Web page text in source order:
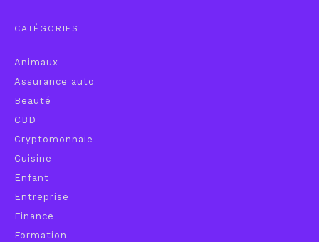
CATÉGORIES
Animaux
Assurance auto
Beauté
CBD
Cryptomonnaie
Cuisine
Enfant
Entreprise
Finance
Formation